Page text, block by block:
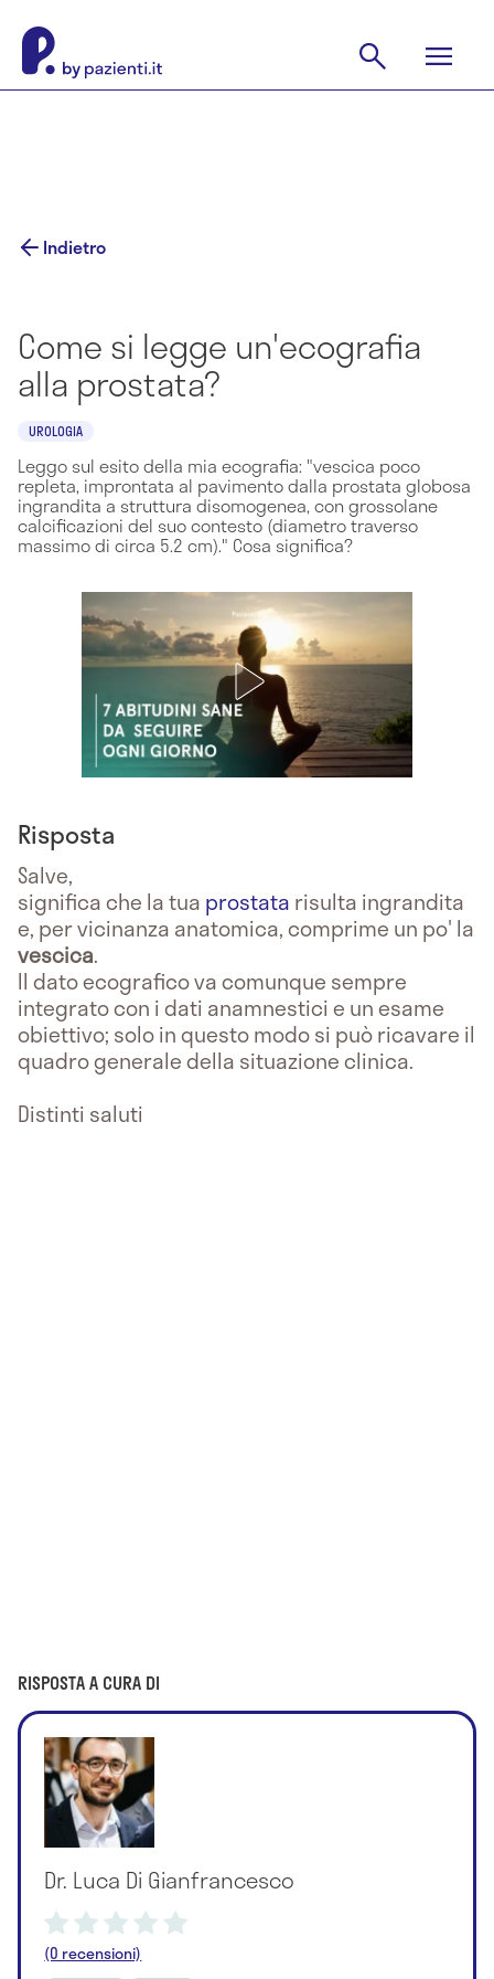
Indietro
Come si legge un'ecografia
alla prostata?
UROLOGIA
Leggo sul esito della mia ecografia: "vescica poco
repleta, improntata al pavimento dalla prostata globosa
ingrandita a struttura disomogenea, con grossolane
calcificazioni del suo contesto (diametro traverso
massimo di circa 5.2 cm)." Cosa significa?
Risposta
Salve,
significa che la tua prostata risulta ingrandita
e, per vicinanza anatomica, comprime un po' la
vescica.
Il dato ecografico va comunque sempre
integrato con i dati anamnestici e un esame
obiettivo; solo in questo modo si può ricavare il
quadro generale della situazione clinica.
Distinti saluti
RISPOSTA A CURA DI
Dr. Luca Di Gianfrancesco
(0 recensioni)